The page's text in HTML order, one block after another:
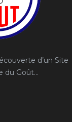
d’un Site
du Goût…